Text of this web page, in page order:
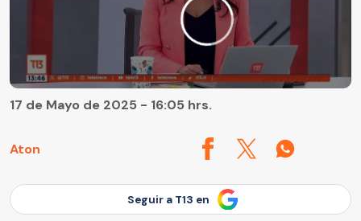
Aton
17 de Mayo de 2025 - 16:05 hrs.
Seguir a T13 en